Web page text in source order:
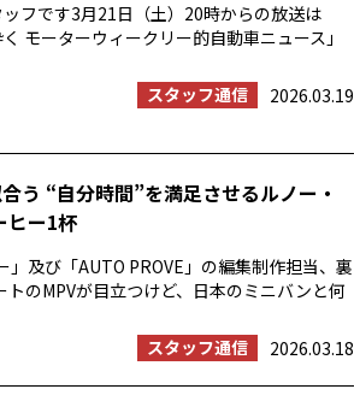
フです3月21日（土）20時からの放送は
モーターウィークリー的自動車ニュース」
スタッフ通信
2026.03.19
う “自分時間”を満足させるルノー・
ヒー1杯
及び「AUTO PROVE」の編集制作担当、裏
のMPVが目立つけど、日本のミニバンと何
スタッフ通信
2026.03.18